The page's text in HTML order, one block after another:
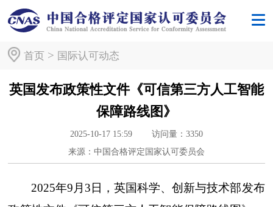
首页> 国际认可动态
英国发布政策性文件《可信第三方人工智能
保障路线图》
2025-10-17 15:59
来源：中国合格评定国家认可委员会
访问量： 3350
2025年9月3日，英国科学、创新与技术部发布